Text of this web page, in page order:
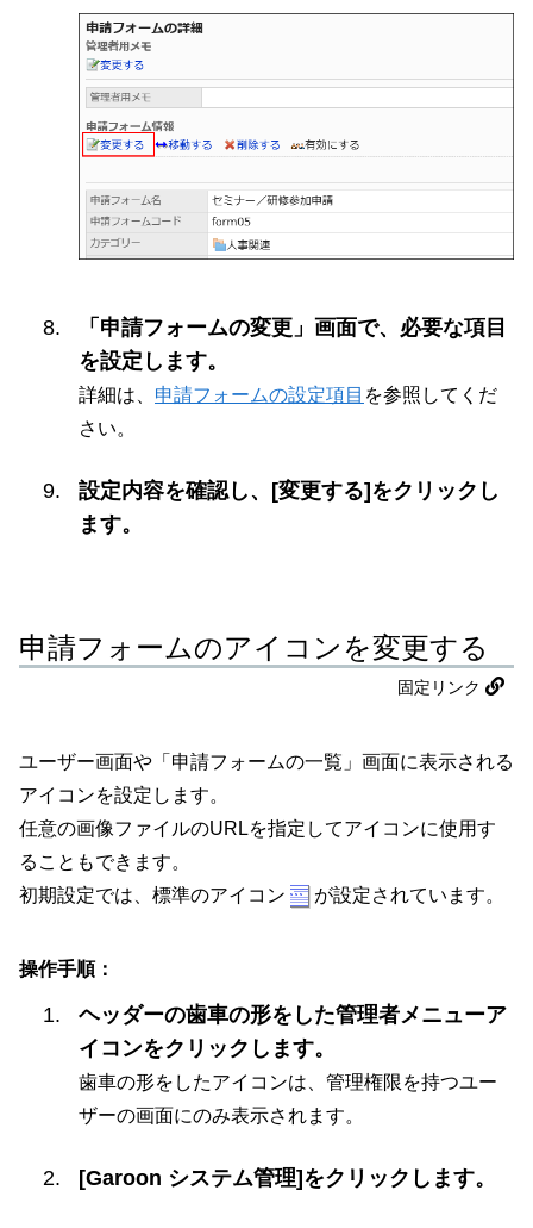
「申請フォームの変更」画面で、必要な項目
を設定します。
詳細は、 申請フォームの設定項目 を参照してくだ
さい。
設定内容を確認し、[変更する]をクリックし
ます。
申請フォームのアイコンを変更する
固定リンク
ユーザー画面や「申請フォームの一覧」画面に表示される
アイコンを設定します。
任意の画像ファイルのURLを指定してアイコンに使用す
ることもできます。
初期設定では、標準のアイコン
が設定されています。
操作手順：
ヘッダーの歯車の形をした管理者メニューア
イコンをクリックします。
歯車の形をしたアイコンは、管理権限を持つユー
ザーの画面にのみ表示されます。
[Garoon システム管理]をクリックします。